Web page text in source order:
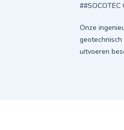
##SOCOTEC
Onze
uitvoeren